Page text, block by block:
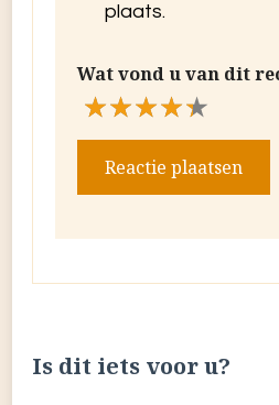
plaats.
Wat vond u van dit
Is dit iets voor u?